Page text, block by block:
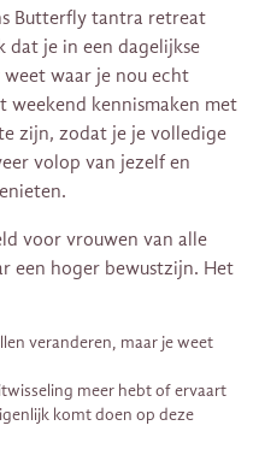
Butterfly tantra retreat
dat je in een dagelijkse
waar je nou echt
weekend kennismaken met
zijn, zodat je je volledige
volop van jezelf en
voor vrouwen van alle
een hoger bewustzijn. Het
veranderen, maar je weet
meer hebt of ervaart
komt doen op deze